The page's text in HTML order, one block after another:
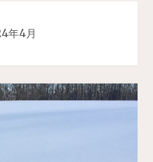
年4月